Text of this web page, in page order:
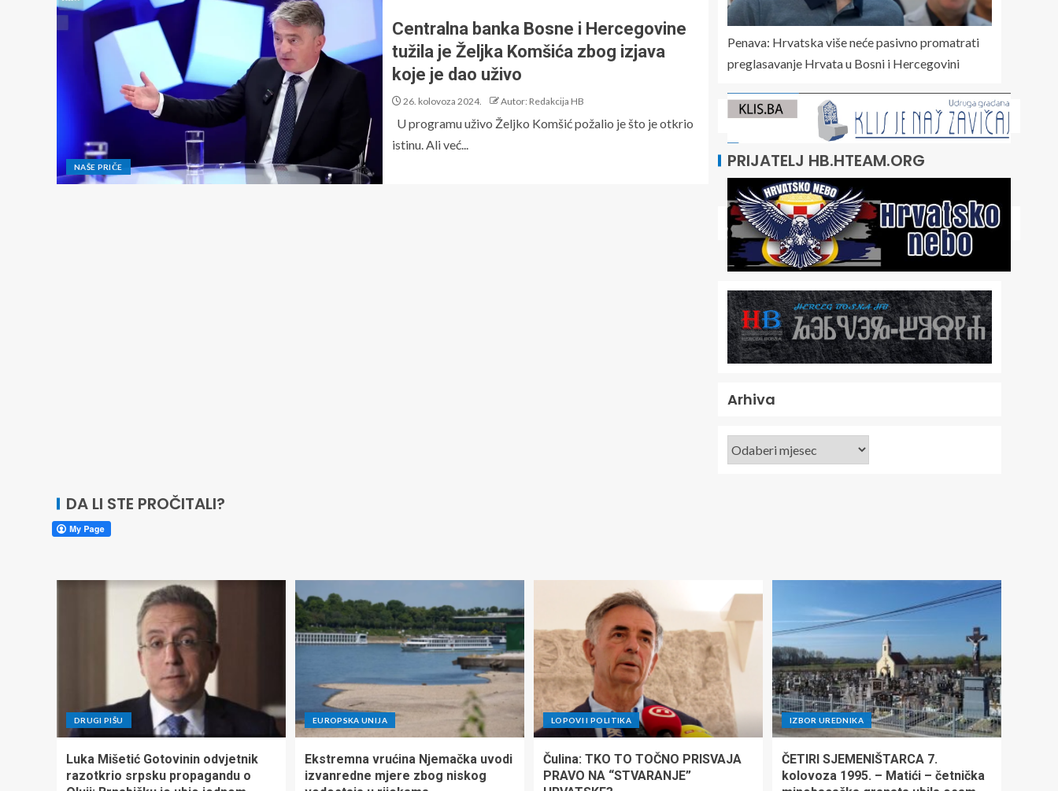
NAŠE PRIČE
Centralna banka Bosne i Hercegovine
tužila je Željka Komšića zbog izjava
koje je dao uživo
26. kolovoza 2024. Autor: Redakcija HB
U programu uživo Željko Komšić požalio je što je otkrio
istinu. Ali već...
Penava: Hrvatska više neće pasivno promatrati
preglasavanje Hrvata u Bosni i Hercegovini
PRIJATELJ HB.HTEAM.ORG
Arhiva
DA LI STE PROČITALI?
DRUGI PIŠU
Luka Mišetić Gotovinin odvjetnik
razotkrio srpsku propagandu o
EUROPSKA UNIJA
Ekstremna vrućina Njemačka uvodi
izvanredne mjere zbog niskog
LOPOVI I POLITIKA
Čulina: TKO TO TOČNO PRISVAJA
PRAVO NA “STVARANJE”
IZBOR UREDNIKA
ČETIRI SJEMENIŠTARCA 7.
kolovoza 1995. – Matići – četnička